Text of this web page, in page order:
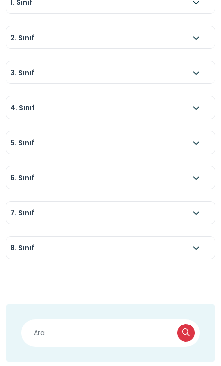
1. Sınıf
2. Sınıf
3. Sınıf
4. Sınıf
5. Sınıf
6. Sınıf
7. Sınıf
8. Sınıf